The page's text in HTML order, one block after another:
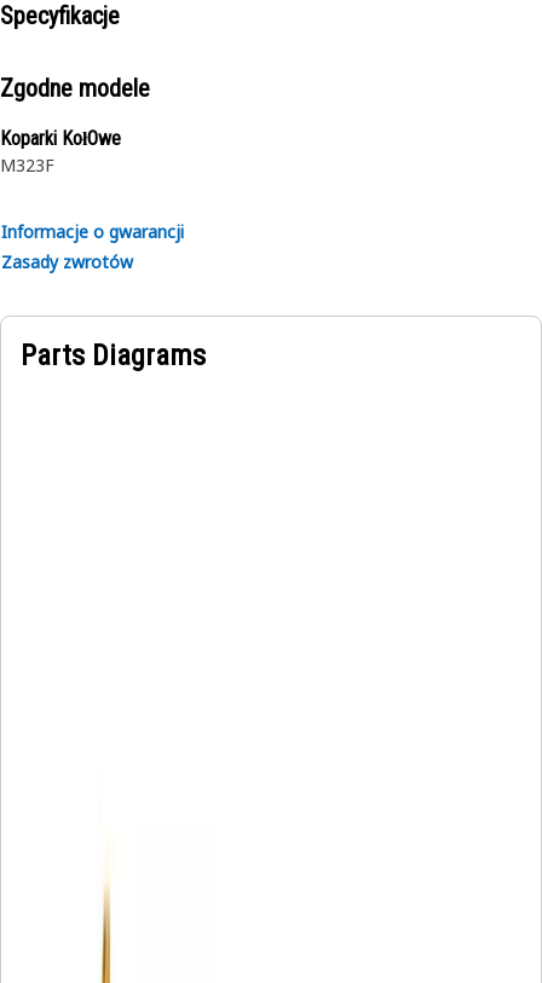
Specyfikacje
Zgodne modele
Koparki KołOwe
M323F
Informacje o gwarancji
Zasady zwrotów
Parts Diagrams